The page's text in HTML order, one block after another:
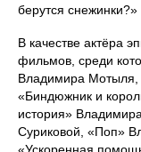
берутся
В качестве актёра
фильмов, среди
Владимира Мотыля,
«Биндюжник и
история»
Суриковой, «Поп»